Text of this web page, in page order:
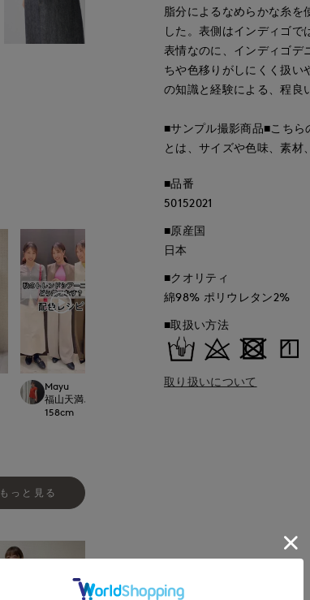
Mayu
福山天満屋店INED/7-IDconcept./Maglie
158cm
ayaka
もっと見る
脂分によるなめらかな糸を
した。表側はインディゴ
表情なのに、インディゴデ
ちや色移りがしにくく扱い
の知識と経験による、程良
■サンプル撮影商品■こち
とは、サイズや色味、素材
■品番
50152021
■原産国
日本
■クオリティ
綿98% ポリウレタン2%
■取扱い方法
取り扱いについて